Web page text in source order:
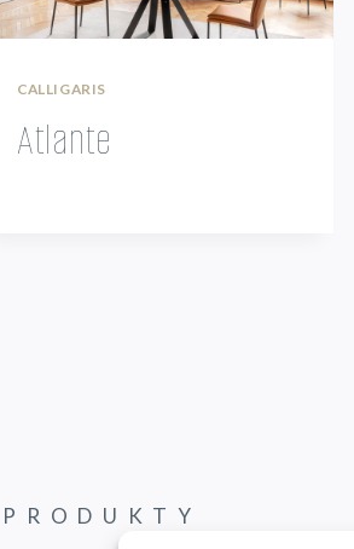
CALLIGARIS
Atlante
PRODUKTY